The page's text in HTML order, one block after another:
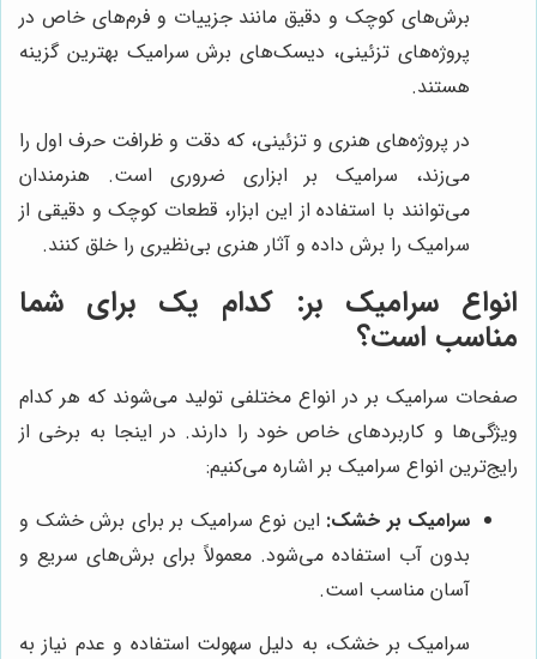
برش‌های کوچک و دقیق مانند جزییات و فرم‌های خاص در
پروژه‌های تزئینی، دیسک‌های برش سرامیک بهترین گزینه
هستند.
در پروژه‌های هنری و تزئینی، که دقت و ظرافت حرف اول را
می‌زند، سرامیک بر ابزاری ضروری است. هنرمندان
می‌توانند با استفاده از این ابزار، قطعات کوچک و دقیقی از
سرامیک را برش داده و آثار هنری بی‌نظیری را خلق کنند.
انواع سرامیک بر: کدام یک برای شما
مناسب است؟
صفحات سرامیک بر در انواع مختلفی تولید می‌شوند که هر کدام
ویژگی‌ها و کاربردهای خاص خود را دارند. در اینجا به برخی از
رایج‌ترین انواع سرامیک بر اشاره می‌کنیم:
سرامیک بر خشک: این نوع سرامیک بر برای برش خشک و
بدون آب استفاده می‌شود. معمولاً برای برش‌های سریع و
آسان مناسب است.
سرامیک بر خشک، به دلیل سهولت استفاده و عدم نیاز به